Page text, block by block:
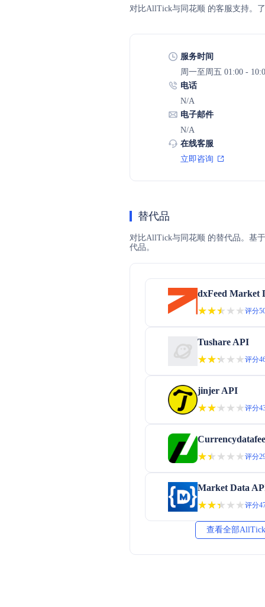
对比AllTick与同花顺 的客服支持。
服务时间
周一至周五 01:00 -
电话
N/A
电子邮件
N/A
在线客服
立即咨询
替代品
对比AllTick与同花顺 的替代品。基
代品。
dxFeed Market
★★★★★
★★★★★评分
Tushare API
★★★★★
★★★★★评分
jinjer API
★★★★★
★★★★★评分
★★★★★
★★★★★评分
Market Data
★★★★★
★★★★★评分
查看全部